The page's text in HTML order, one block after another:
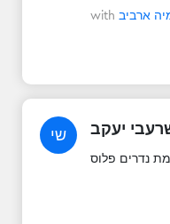
with ארביב
שי יעקב
נדרים פלוס